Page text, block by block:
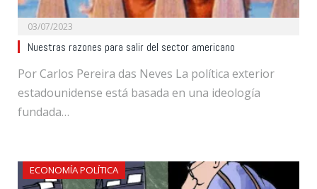
03/07/2023
Nuestras razones para salir del sector americano
Por Carlos Pereira das Neves La política exterior
estadounidense está basada en una ideología
fundada…
ECONOMÍA POLÍTICA